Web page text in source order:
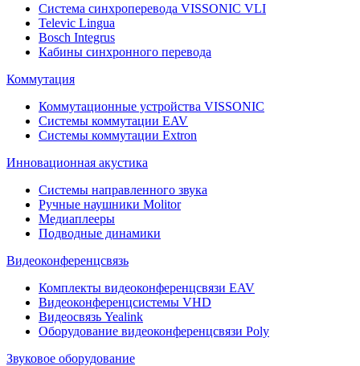
Система синхроперевода VISSONIC VLI
Televic Lingua
Bosch Integrus
Кабины синхронного перевода
Коммутация
Коммутационные устройства VISSONIC
Системы коммутации EAV
Системы коммутации Extron
Инновационная акустика
Системы направленного звука
Ручные наушники Molitor
Медиаплееры
Подводные динамики
Видеоконференцсвязь
Комплекты видеоконференцсвязи EAV
Видеоконференцсистемы VHD
Видеосвязь Yealink
Оборудование видеоконференцсвязи Poly
Звуковое оборудование